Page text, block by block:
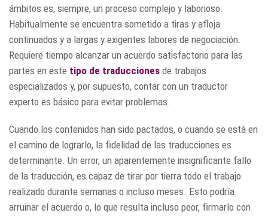
ámbitos es, siempre, un proceso complejo y laborioso.
Habitualmente se encuentra sometido a tiras y afloja
continuados y a largas y exigentes labores de negociación.
Requiere tiempo alcanzar un acuerdo satisfactorio para las
partes en este tipo de traducciones de trabajos
especializados y, por supuesto, contar con un traductor
experto es básico para evitar problemas.
Cuando los contenidos han sido pactados, o cuando se está en
el camino de lograrlo, la fidelidad de las traducciones es
determinante. Un error, un aparentemente insignificante fallo
de la traducción, es capaz de tirar por tierra todo el trabajo
realizado durante semanas o incluso meses. Esto podría
arruinar el acuerdo o, lo que resulta incluso peor, firmarlo con